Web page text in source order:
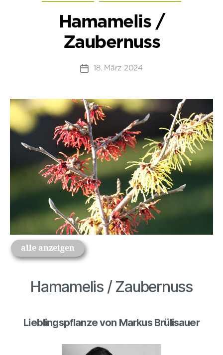
Hamamelis /
Zaubernuss
Beitragsdatum
18. März 2024
alle anzeigen
Hamamelis / Zaubernuss
Lieblingspflanze von Markus Brülisauer